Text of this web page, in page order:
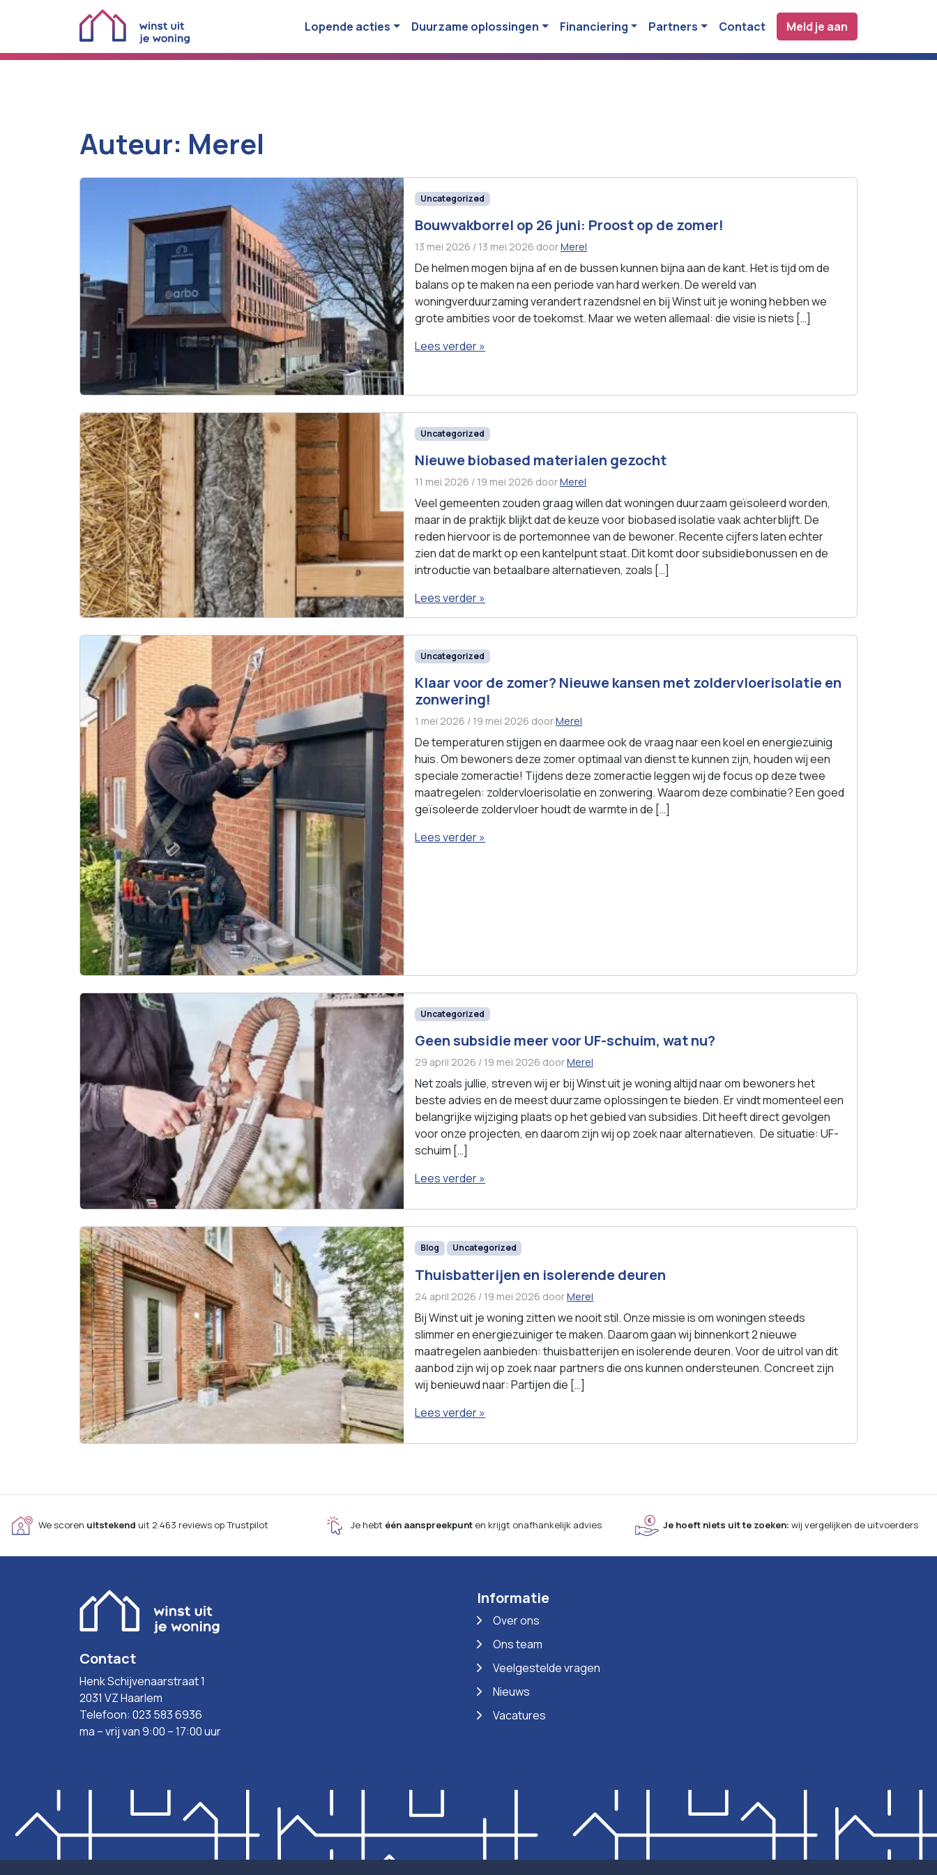
Lopende acties Duurzame oplossingen Financiering Partners Contact Meld je aan
Auteur: Merel
Uncategorized
Bouwvakborrel op 26 juni: Proost op de zomer!
13 mei 2026 / 13 mei 2026 doorMerel
De helmen mogen bijna af en de bussen kunnen bijna aan de kant. Het is tijd om de
balans op te maken na een periode van hard werken. De wereld van
woningverduurzaming verandert razendsnel en bij Winst uit je woning hebben we
grote ambities voor de toekomst. Maar we weten allemaal: die visie is niets […]
Lees verder »
Uncategorized
Nieuwe biobased materialen gezocht
11 mei 2026 / 19 mei 2026 doorMerel
Veel gemeenten zouden graag willen dat woningen duurzaam geïsoleerd worden,
maar in de praktijk blijkt dat de keuze voor biobased isolatie vaak achterblijft. De
reden hiervoor is de portemonnee van de bewoner. Recente cijfers laten echter
zien dat de markt op een kantelpunt staat. Dit komt door subsidiebonussen en de
introductie van betaalbare alternatieven, zoals […]
Lees verder »
Uncategorized
Klaar voor de zomer? Nieuwe kansen met zoldervloerisolatie en
zonwering!
1 mei 2026 / 19 mei 2026 doorMerel
De temperaturen stijgen en daarmee ook de vraag naar een koel en energiezuinig
huis. Om bewoners deze zomer optimaal van dienst te kunnen zijn, houden wij een
speciale zomeractie! Tijdens deze zomeractie leggen wij de focus op deze twee
maatregelen: zoldervloerisolatie en zonwering. Waarom deze combinatie? Een goed
geïsoleerde zoldervloer houdt de warmte in de […]
Lees verder »
Uncategorized
Geen subsidie meer voor UF-schuim, wat nu?
29 april 2026 / 19 mei 2026 doorMerel
Net zoals jullie, streven wij er bij Winst uit je woning altijd naar om bewoners het
beste advies en de meest duurzame oplossingen te bieden. Er vindt momenteel een
belangrijke wijziging plaats op het gebied van subsidies. Dit heeft direct gevolgen
voor onze projecten, en daarom zijn wij op zoek naar alternatieven. De situatie: UF-
schuim […]
Lees verder »
Blog Uncategorized
Thuisbatterijen en isolerende deuren
24 april 2026 / 19 mei 2026 doorMerel
Bij Winst uit je woning zitten we nooit stil. Onze missie is om woningen steeds
slimmer en energiezuiniger te maken. Daarom gaan wij binnenkort 2 nieuwe
maatregelen aanbieden: thuisbatterijen en isolerende deuren. Voor de uitrol van dit
aanbod zijn wij op zoek naar partners die ons kunnen ondersteunen. Concreet zijn
wij benieuwd naar: Partijen die […]
Lees verder »
We scoren uitstekend uit 2.463 reviews op Trustpilot Je hebt één aanspreekpunt en krijgt onafhankelijk advies Je hoeft niets uit te zoeken: wij vergelijken de uitvoerders
Contact
Henk Schijvenaarstraat 1
2031 VZ Haarlem
Telefoon: 023 583 6936
ma – vrij van 9:00 – 17:00 uur
Informatie
Over ons
Ons team
Veelgestelde vragen
Nieuws
Vacatures